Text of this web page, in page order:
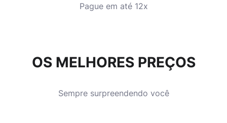
Pague em até 12x
OS MELHORES PREÇOS
Sempre surpreendendo você